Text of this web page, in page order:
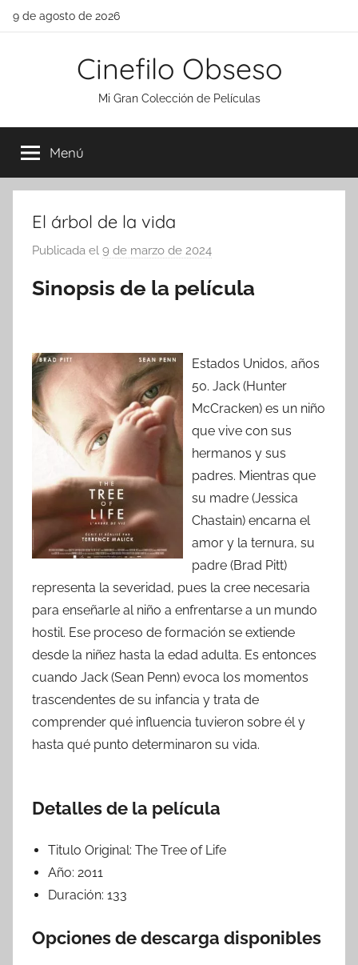
Saltar
9 de agosto de 2026
Cinefilo Obseso
Mi Gran Colección de Películas
Menú
El árbol de la vida
Publicada el 9 de marzo de 2024
r
Sinopsis de la película
Estados Unidos, años
50. Jack (Hunter
McCracken) es un niño
que vive con sus
hermanos y sus
padres. Mientras que
su madre (Jessica
Chastain) encarna el
amor y la ternura, su
padre (Brad Pitt)
representa la severidad, pues la cree necesaria
para enseñarle al niño a enfrentarse a un mundo
hostil. Ese proceso de formación se extiende
desde la niñez hasta la edad adulta. Es entonces
cuando Jack (Sean Penn) evoca los momentos
trascendentes de su infancia y trata de
comprender qué influencia tuvieron sobre él y
hasta qué punto determinaron su vida.
Detalles de la película
Titulo Original: The Tree of Life
Año: 2011
Duración: 133
Opciones de descarga disponibles